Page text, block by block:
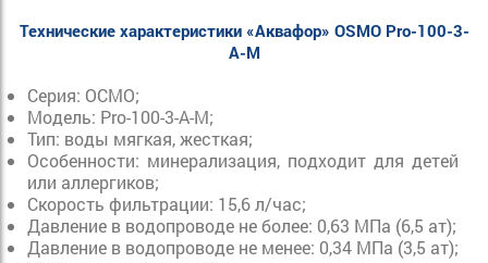
Технические характеристики «Аквафор» OSMO Pro-100-3-
А-М
Серия: ОСМО;
Модель: Pro-100-3-А-М;
Тип: воды мягкая, жесткая;
Особенности: минерализация, подходит для детей
или аллергиков;
Скорость фильтрации: 15,6 л/час;
Давление в водопроводе не более: 0,63 МПа (6,5 ат);
Давление в водопроводе не менее: 0,34 МПа (3,5 ат);